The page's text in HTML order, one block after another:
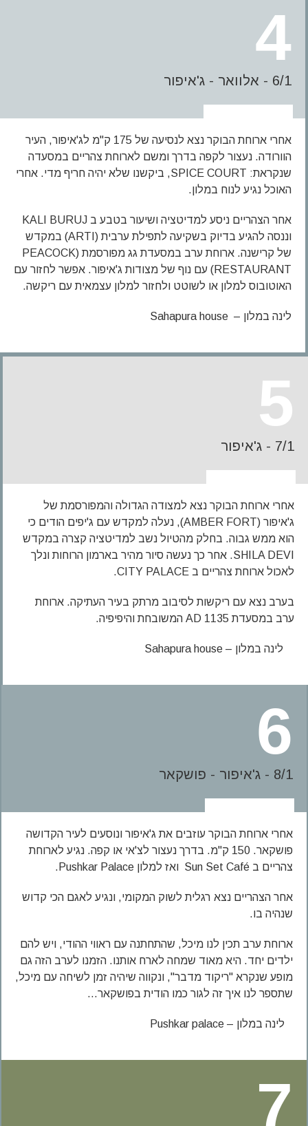
4
6/1 - אלוואר - ג'איפור
אחרי ארוחת הבוקר נצא לנסיעה של 175 ק"מ לג'איפור, העיר
הוורודה. נעצור לקפה בדרך ומשם לארוחת צהריים במסעדה
שנקראת: SPICE COURT, ביקשנו שלא יהיה חריף מדי. אחרי
האוכל נגיע לנוח במלון.
אחר הצהריים ניסע למדיטציה ושיעור בטבע ב KALI BURUJ
וננסה להגיע בדיוק בשקיעה לתפילת ערבית (ARTI) במקדש
של קרישנה. ארוחת ערב במסעדת גג מפורסמת (PEACOCK
RESTAURANT) עם נוף של מצודות ג'איפור. אפשר לחזור עם
האוטובוס למלון או לשוטט ולחזור למלון עצמאית עם ריקשה.
לינה במלון – Sahapura house
5
7/1 - ג'איפור
אחרי ארוחת הבוקר נצא למצודה הגדולה והמפורסמת של
ג'איפור (AMBER FORT), נעלה למקדש עם ג'יפים הודים כי
הוא ממש גבוה. בחלק מהטיול נשב למדיטציה קצרה במקדש
SHILA DEVI. אחר כך נעשה סיור מהיר בארמון הרוחות ונלך
לאכול ארוחת צהריים ב CITY PALACE.
בערב נצא עם ריקשות לסיבוב מרתק בעיר העתיקה. ארוחת
ערב במסעדת 1135 AD המשובחת והיפיפיה.
לינה במלון – Sahapura house
6
8/1 - ג'איפור - פושקאר
אחרי ארוחת הבוקר עוזבים את ג'איפור ונוסעים לעיר הקדושה
פושקאר. 150 ק"מ. בדרך נעצור לצ'אי או קפה. נגיע לארוחת
צהריים ב Sun Set Café ואז למלון Pushkar Palace.
אחר הצהריים נצא רגלית לשוק המקומי, ונגיע לאגם הכי קדוש
שנהיה בו.
ארוחת ערב תכין לנו מיכל, שהתחתנה עם ראווי ההודי, ויש להם
ילדים יחד. היא מאוד שמחה לארח אותנו. הזמנו לערב הזה גם
מופע שנקרא "ריקוד מדבר", ונקווה שיהיה זמן לשיחה עם מיכל,
שתספר לנו איך זה לגור כמו הודית בפושקאר…
לינה במלון – Pushkar palace
7